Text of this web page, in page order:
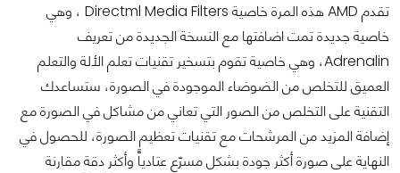
تقدم AMD هذه المرة خاصية Directml Media Filters ، وهي
خاصية جديدة تمت اضافتها مع النسخة الجديدة من تعريف
Adrenalin، وهي خاصية تقوم بتسخير تقنيات تعلم الألة والتعلم
العميق للتخلص من الضوضاء الموجودة في الصورة، ستساعدك
التقنية على التخلص من الصور التي تعاني من مشاكل في الصورة مع
إضافة المزيد من المرشحات مع تقنيات تعظيم الصورة، للحصول في
النهاية على صورة أكثر جودة بشكل مسرّع عتادياًّ وأكثر دقة مقارنة